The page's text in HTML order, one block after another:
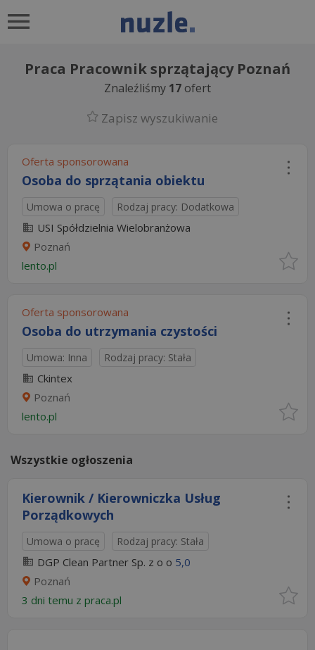
Praca Pracownik sprzątający Poznań
Znaleźliśmy 17 ofert
Zapisz wyszukiwanie
Oferta sponsorowana
Osoba do sprzątania obiektu
Umowa o pracę Rodzaj pracy: Dodatkowa
USI Spółdzielnia Wielobranżowa
Poznań
lento.pl
Oferta sponsorowana
Osoba do utrzymania czystości
Umowa: Inna Rodzaj pracy: Stała
Ckintex
Poznań
lento.pl
Wszystkie ogłoszenia
Kierownik / Kierowniczka Usług
Porządkowych
Umowa o pracę Rodzaj pracy: Stała
DGP Clean Partner Sp. z o o 5,0
Poznań
3 dni temu z praca.pl